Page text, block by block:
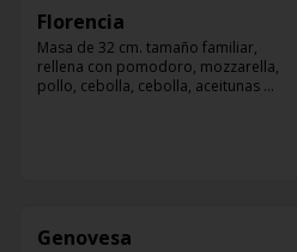
Florencia
Masa de 32 cm. tamaño familiar,
rellena con pomodoro, mozzarella,
pollo, cebolla, cebolla, aceitunas
Genovesa